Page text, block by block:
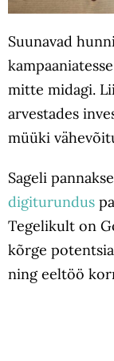
Suunavad
mitte midagi.
arvestades
müüki
Sageli
digiturundus
Tegelikult on
kõrge
ning eeltöö